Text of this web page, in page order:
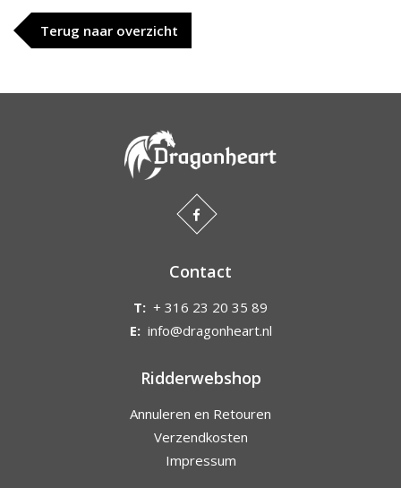
Terug naar overzicht
Contact
T: + 316 23 20 35 89
E: info@dragonheart.nl
Ridderwebshop
Annuleren en Retouren
Verzendkosten
Impressum